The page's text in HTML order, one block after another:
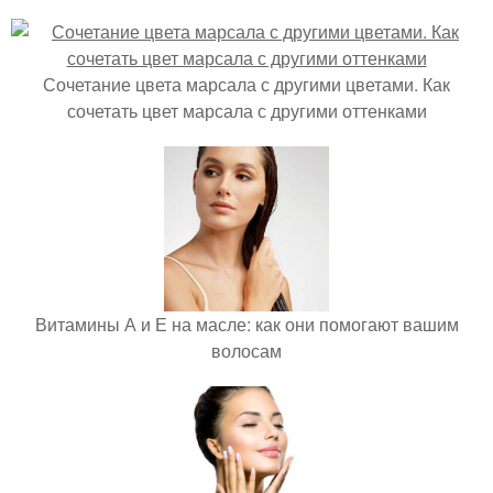
Сочетание цвета марсала с другими цветами. Как
сочетать цвет марсала с другими оттенками
Витамины А и Е на масле: как они помогают вашим
волосам